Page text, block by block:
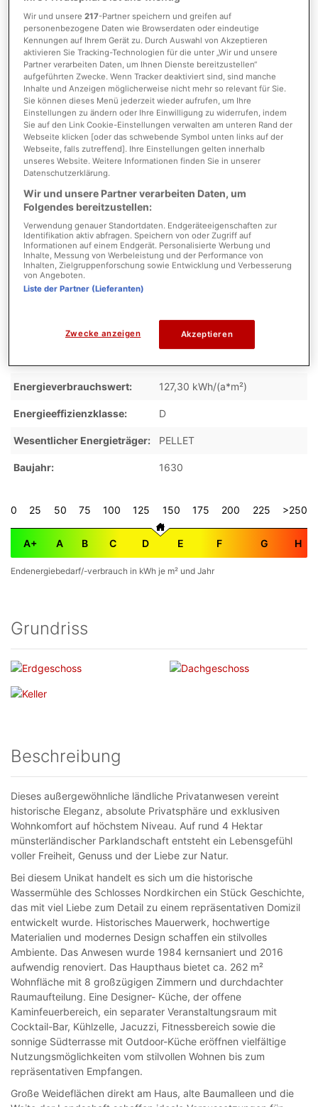
Detaillierte Informationen
Flächen
Nutzfläche 440,00 m²
Grundstücksfläche 40.000,00 m²
Gesamtfläche 440,00 m²
Zustand
Objektzustand Vollständig renoviert
Energieausweis
Energiepass Art Bedarfsausweis
Energieverbrauchswert 127,30 kWh/(a*m²)
Energieeffizienzklasse D
Wesentlicher Energieträger PELLET
Baujahr 1630
0 25 50 75 100 125 150 175 200 225 >250
A+ A B C D E F G H
Endenergiebedarf/-verbrauch in kWh je m² und Jahr
Grundriss
Beschreibung
Dieses außergewöhnliche ländliche Privatanwesen vereint
historische Eleganz, absolute Privatsphäre und exklusiven
Wohnkomfort auf höchstem Niveau. Auf rund 4 Hektar
münsterländischer Parklandschaft entsteht ein Lebensgefühl
voller Freiheit, Genuss und der Liebe zur Natur.
Bei diesem Unikat handelt es sich um die historische
Wassermühle des Schlosses Nordkirchen ein Stück Geschichte,
das mit viel Liebe zum Detail zu einem repräsentativen Domizil
entwickelt wurde. Historisches Mauerwerk, hochwertige
Materialien und modernes Design schaffen ein stilvolles
Ambiente. Das Anwesen wurde 1984 kernsaniert und 2016
aufwendig renoviert. Das Haupthaus bietet ca. 262 m²
Wohnfläche mit 8 großzügigen Zimmern und durchdachter
Raumaufteilung. Eine Designer- Küche, der offene
Kaminfeuerbereich, ein separater Veranstaltungsraum mit
Cocktail-Bar, Kühlzelle, Jacuzzi, Fitnessbereich sowie die
sonnige Südterrasse mit Outdoor-Küche eröffnen vielfältige
Nutzungsmöglichkeiten vom stilvollen Wohnen bis zum
repräsentativen Empfangen.
Große Weideflächen direkt am Haus, alte Baumalleen und die
Wir und unsere217-Partner speichern und greifen auf
personenbezogene Daten wie Browserdaten oder eindeutige
Kennungen auf Ihrem Gerät zu. Durch Auswahl von Akzeptieren
aktivieren Sie Tracking-Technologien für die unter „Wir und unsere
Partner verarbeiten Daten, um Ihnen Dienste bereitzustellen“
aufgeführten Zwecke. Wenn Tracker deaktiviert sind, sind manche
Inhalte und Anzeigen möglicherweise nicht mehr so relevant für Sie.
Sie können dieses Menü jederzeit wieder aufrufen, um Ihre
Einstellungen zu ändern oder Ihre Einwilligung zu widerrufen, indem
Sie auf den Link Cookie-Einstellungen verwalten am unteren Rand der
Webseite klicken [oder das schwebende Symbol unten links auf der
Webseite, falls zutreffend]. Ihre Einstellungen gelten innerhalb
unseres Website. Weitere Informationen finden Sie in unserer
Datenschutzerklärung.
Wir und unsere Partner verarbeiten Daten, um
Folgendes bereitzustellen:
Verwendung genauer Standortdaten. Endgeräteeigenschaften zur
Identifikation aktiv abfragen. Speichern von oder Zugriff auf
Informationen auf einem Endgerät. Personalisierte Werbung und
Inhalte, Messung von Werbeleistung und der Performance von
Inhalten, Zielgruppenforschung sowie Entwicklung und Verbesserung
von Angeboten.
Liste der Partner (Lieferanten)
Zwecke anzeigen Akzeptieren